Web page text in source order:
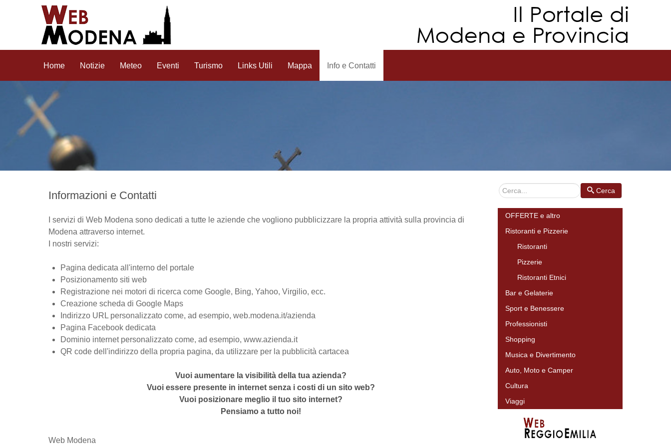
Home Notizie Meteo Eventi Turismo Links Utili Mappa Info e Contatti
Informazioni e Contatti
I servizi di Web Modena sono dedicati a tutte le aziende che vogliono pubblicizzare la propria attività sulla provincia di
Modena attraverso internet.
I nostri servizi:
Pagina dedicata all'interno del portale
Posizionamento siti web
Registrazione nei motori di ricerca come Google, Bing, Yahoo, Virgilio, ecc.
Creazione scheda di Google Maps
Indirizzo URL personalizzato come, ad esempio, web.modena.it/azienda
Pagina Facebook dedicata
Dominio internet personalizzato come, ad esempio, www.azienda.it
QR code dell'indirizzo della propria pagina, da utilizzare per la pubblicità cartacea
Vuoi aumentare la visibilità della tua azienda?
Vuoi essere presente in internet senza i costi di un sito web?
Vuoi posizionare meglio il tuo sito internet?
Pensiamo a tutto noi!
Web Modena
CercaCerca
OFFERTE e altro
Ristoranti e Pizzerie
Ristoranti
Pizzerie
Ristoranti Etnici
Bar e Gelaterie
Sport e Benessere
Professionisti
Shopping
Musica e Divertimento
Auto, Moto e Camper
Cultura
Viaggi